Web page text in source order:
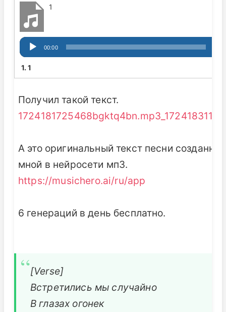
1
Аудиоплеер
00:00
1.1
Получил такой текст.
А это оригинальный текст песни
мной в нейросети мп3.
https://musichero.ai/ru/app
6 генераций в день бесплатно.
[Verse]
Встретились мы случайно
В глазах огонек